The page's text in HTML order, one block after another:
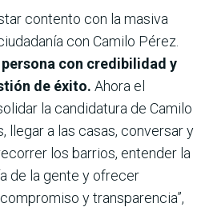
contento con la masiva
con Camilo Pérez.
con credibilidad y
de éxito. Ahora el
la candidatura de Camilo
llegar a las casas, conversar y
los barrios, entender la
de la gente y ofrecer
y transparencia”,